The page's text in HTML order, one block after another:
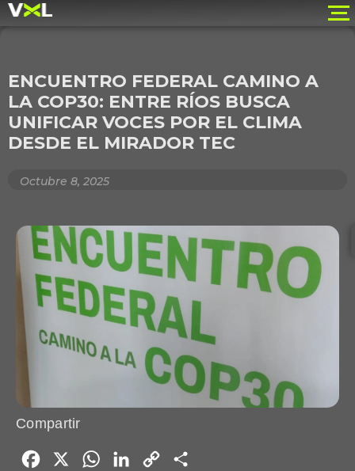
ENCUENTRO FEDERAL CAMINO A
LA COP30: ENTRE RÍOS BUSCA
UNIFICAR VOCES POR EL CLIMA
DESDE EL MIRADOR TEC
Octubre 8, 2025
Compartir
Facebook WhatsAppLinkedIn
Copy